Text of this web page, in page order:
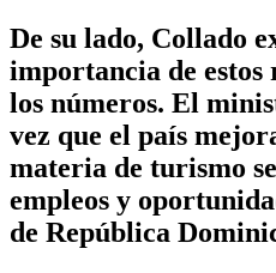
De su lado, Collado
importancia de estos
los números. El
vez que el país
materia de turismo
empleos y
de República